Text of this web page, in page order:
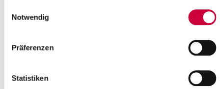
Notwendig
Präferenzen
Statistiken
Quelle : Ev.-Luth. Kirchengemeinde Wilster
Chor-, Instrumental- und Orgelmusik von Bach, Schubert, Reger,